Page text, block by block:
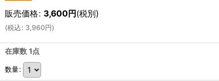
販売価格: 3,600円(税別)
(税込: 3,960円)
在庫数 1点
数量: